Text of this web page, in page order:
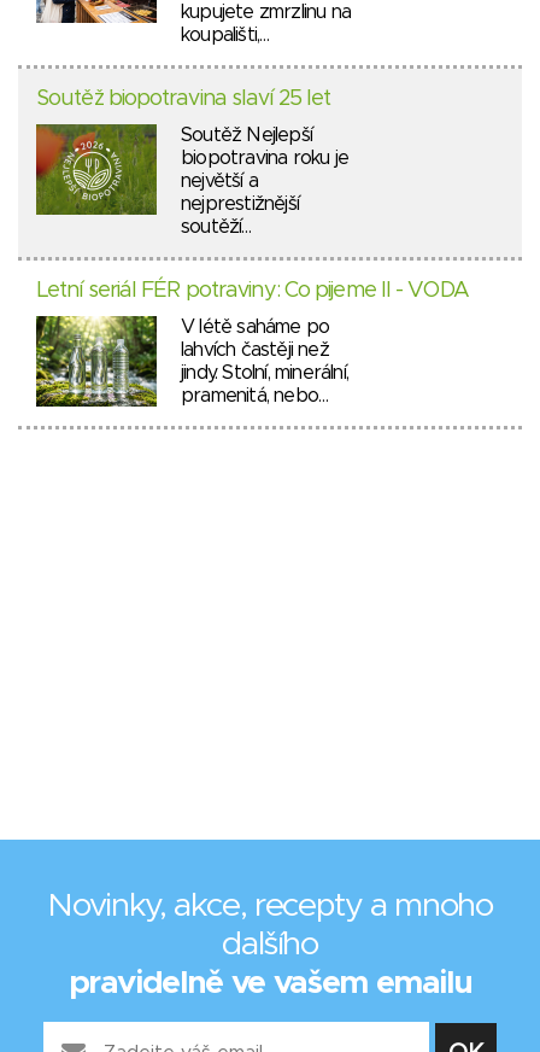
kupujete zmrzlinu na
koupališti,…
Soutěž biopotravina slaví 25 let
Soutěž Nejlepší
biopotravina roku je
největší a
nejprestižnější
soutěží…
Letní seriál FÉR potraviny: Co pijeme II - VODA
V létě saháme po
lahvích častěji než
jindy. Stolní, minerální,
pramenitá, nebo…
Novinky, akce, recepty a mnoho
dalšího
pravidelně ve vašem emailu